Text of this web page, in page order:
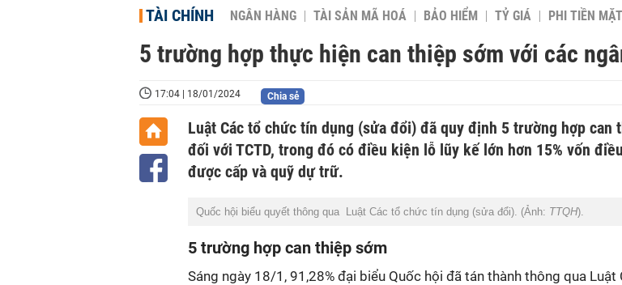
TÀI CHÍNH NGÂN HÀNG TÀI SẢN MÃ HOÁ BẢO HIỂM TỶ GIÁ PHI TIỀN MẶT
5 trường hợp thực hiện can thiệp sớm với các
17:04 | 18/01/2024 Chia sẻ
Luật Các tổ chức tín dụng (sửa đổi) đã quy định 5 trường hợp can
đối với TCTD, trong đó có điều kiện lỗ lũy kế lớn hơn 15% vốn
được cấp và quỹ dự trữ.
Quốc hội biểu quyết thông qua Luật Các tổ chức tín dụng (sửa đổi). (Ảnh: TTQH).
5 trường hợp can thiệp sớm
Sáng ngày 18/1, 91,28% đại biểu Quốc hội đã tán thành thông qua Luật